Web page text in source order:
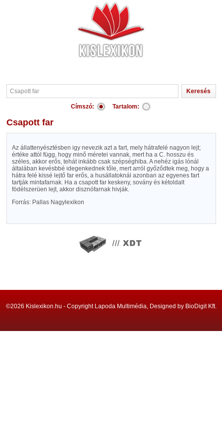
Címszó: Tartalom:
Csapott far
Az állattenyésztésben igy nevezik azt a fart, mely hátrafelé nagyon lejt;
értéke attól függ, hogy minő méretei vannak, mert ha a C. hosszu és
széles, akkor erős, tehát inkább csak szépséghiba. A nehéz igás lónál
általában kevésbbé idegenkednek tőle, mert arról győződtek meg, hogy a
hátra felé kissé lejtő far erős, a husállatoknál azonban az egyenes fart
tartják mintafarnak. Ha a csapott far keskeny, sovány és kétoldalt
födélszerüen lejt, akkor disznófarnak hivják.
Forrás: Pallas Nagylexikon
©2026 Kislexikon.hu - Copyright Lapoda Multimédia, Designed by BioDigit Kft.